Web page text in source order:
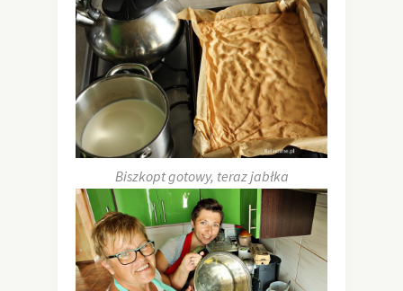
Biszkopt gotowy, teraz jabłka